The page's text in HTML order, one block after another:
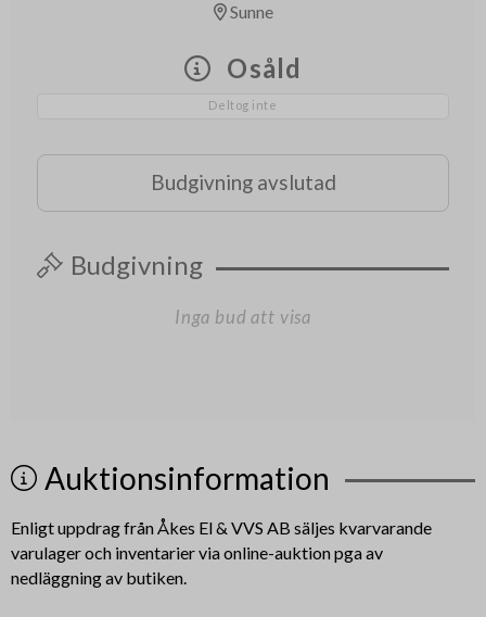
Sunne
Osåld
Deltog inte
Budgivning avslutad
Budgivning
Inga bud att visa
Auktionsinformation
Enligt uppdrag från Åkes El & VVS AB säljes kvarvarande
varulager och inventarier via online-auktion pga av
nedläggning av butiken.